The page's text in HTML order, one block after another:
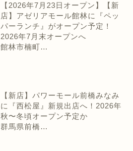
【2026年7月23日オープン】【新
店】アゼリアモール館林に『ペッ
パーランチ』がオープン予定！
2026年7月末オープンへ
館林市楠町…
【新店】パワーモール前橋みなみ
に『西松屋』新規出店へ！2026年
秋〜冬頃オープン予定か
群馬県前橋…